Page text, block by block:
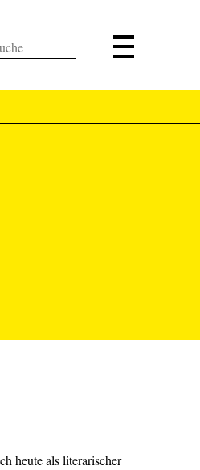
heute als literarischer